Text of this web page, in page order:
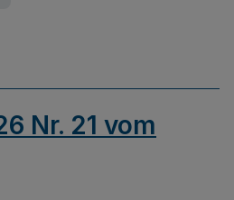
Nr. 21 vom